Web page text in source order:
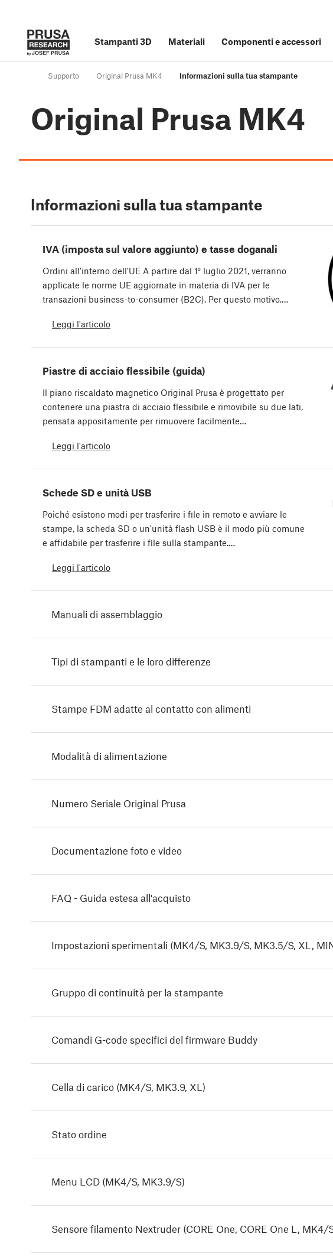
Stampanti 3D Materiali Componenti e accessori
Supporto Original Prusa MK4 Informazioni sulla tua stampante
Original Prusa MK4
Informazioni sulla tua stampante
IVA (imposta sul valore aggiunto) e tasse doganali
Ordini all'interno dell'UE A partire dal 1° luglio 2021, verranno
applicate le norme UE aggiornate in materia di IVA per le
transazioni business-to-consumer (B2C). Per questo motivo,…
Leggi l'articolo
Piastre di acciaio flessibile (guida)
Il piano riscaldato magnetico Original Prusa è progettato per
contenere una piastra di acciaio flessibile e rimovibile su due lati,
pensata appositamente per rimuovere facilmente…
Leggi l'articolo
Schede SD e unità USB
Poiché esistono modi per trasferire i file in remoto e avviare le
stampe, la scheda SD o un'unità flash USB è il modo più comune
e affidabile per trasferire i file sulla stampante.…
Leggi l'articolo
Manuali di assemblaggio
Tipi di stampanti e le loro differenze
Stampe FDM adatte al contatto con alimenti
Modalità di alimentazione
Numero Seriale Original Prusa
Documentazione foto e video
FAQ - Guida estesa all'acquisto
Impostazioni sperimentali (MK4/S, MK3.9/S, MK3.5/S, XL,
Gruppo di continuità per la stampante
Comandi G-code specifici del firmware Buddy
Cella di carico (MK4/S, MK3.9, XL)
Stato ordine
Menu LCD (MK4/S, MK3.9/S)
Sensore filamento Nextruder (CORE One, CORE One L, MK4/